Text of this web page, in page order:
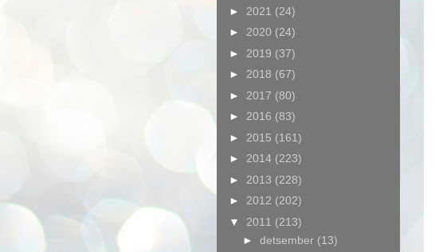
► 2021 (24)
► 2020 (24)
► 2019 (37)
► 2018 (67)
► 2017 (80)
► 2016 (83)
► 2015 (161)
► 2014 (223)
► 2013 (228)
► 2012 (202)
▼ 2011 (213)
► detsember (13)